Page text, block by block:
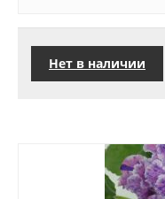
Нет в наличии